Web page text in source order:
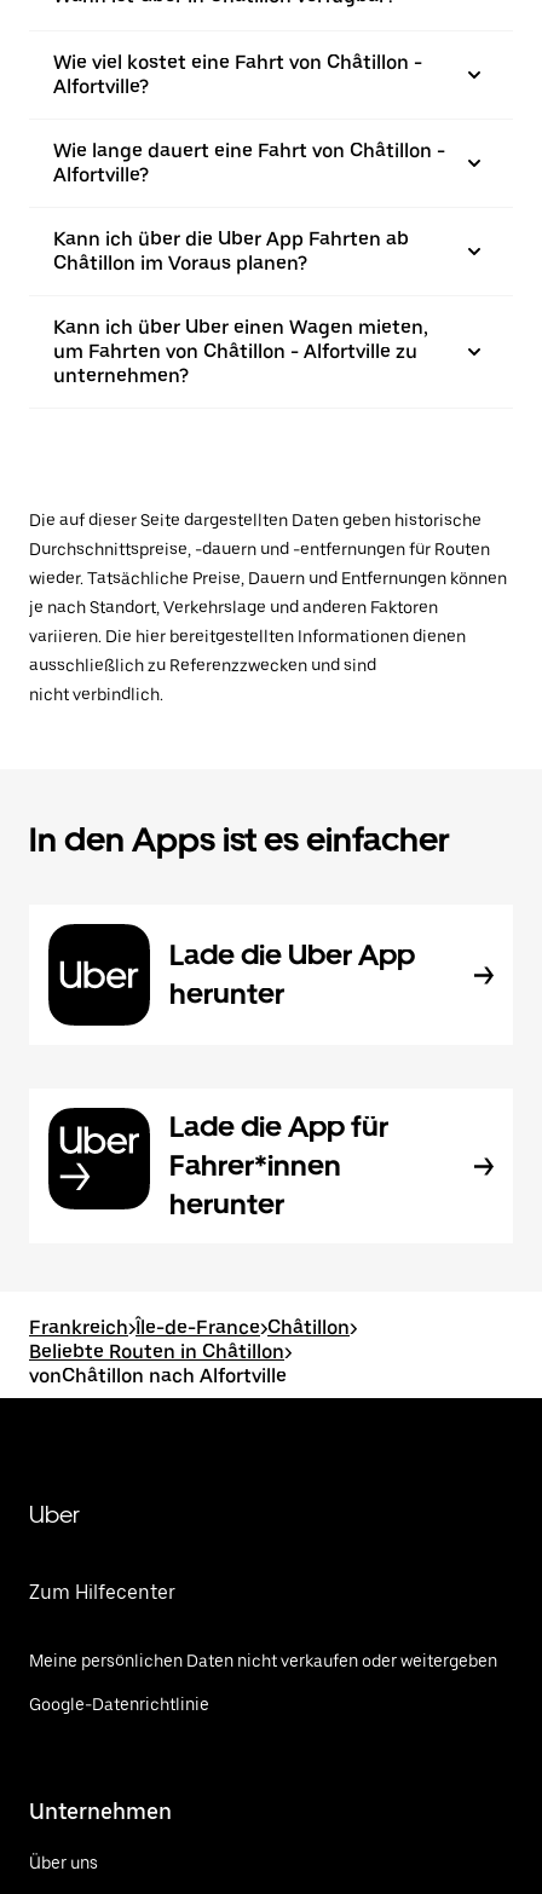
Wie viel kostet eine Fahrt von Châtillon -
Alfortville?
Wie lange dauert eine Fahrt von Châtillon -
Alfortville?
Kann ich über die Uber App Fahrten ab
Châtillon im Voraus planen?
Kann ich über Uber einen Wagen mieten,
um Fahrten von Châtillon - Alfortville zu
unternehmen?
Die auf dieser Seite dargestellten Daten geben historische
Durchschnittspreise, -dauern und -entfernungen für Routen
wieder. Tatsächliche Preise, Dauern und Entfernungen können
je nach Standort, Verkehrslage und anderen Faktoren
variieren. Die hier bereitgestellten Informationen dienen
ausschließlich zu Referenzzwecken und sind
nicht verbindlich.
In den Apps ist es einfacher
Lade die Uber App
herunter
Lade die App für
Fahrer*innen
herunter
Frankreich>Île-de-France>Châtillon>
Beliebte Routen in Châtillon>
vonChâtillon nach Alfortville
Uber
Zum Hilfecenter
Meine persönlichen Daten nicht verkaufen oder weitergeben
Google-Datenrichtlinie
Unternehmen
Über uns